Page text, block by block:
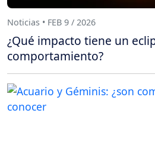
Noticias • FEB 9 / 2026
¿Qué impacto tiene un
comportamiento?